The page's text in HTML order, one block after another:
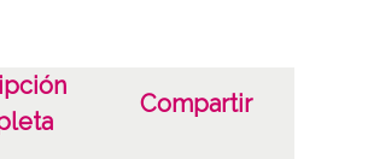
Compartir